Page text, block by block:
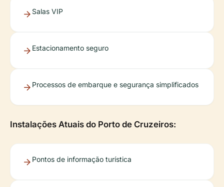
Salas VIP
Estacionamento seguro
Processos de embarque e segurança simplificados
Instalações Atuais do Porto de Cruzeiros:
Pontos de informação turística